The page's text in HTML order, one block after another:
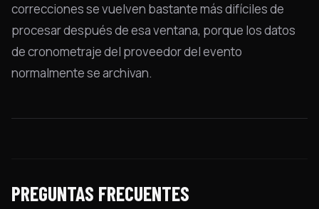
correcciones se vuelven bastante más difíciles de
procesar después de esa ventana, porque los datos
de cronometraje del proveedor del evento
normalmente se archivan.
PREGUNTAS FRECUENTES